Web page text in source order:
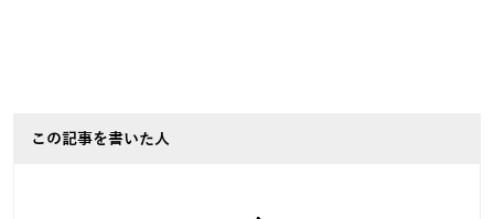
この記事を書いた人